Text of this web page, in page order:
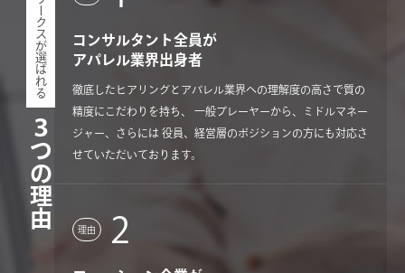
ウィルワークスが選ばれる
３つの理由
コンサルタント全員が
アパレル業界出身者
徹底したヒアリングとアパレル業界への理解度の高さで質の
精度にこだわりを持ち、 一般プレーヤーから、ミドルマネー
ジャー、さらには 役員、経営層のポジションの方にも対応さ
せていただいております。
理由 2